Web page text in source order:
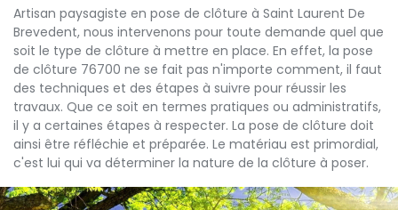
Artisan paysagiste en pose de clôture à Saint Laurent De
Brevedent, nous intervenons pour toute demande quel que
soit le type de clôture à mettre en place. En effet, la pose
de clôture 76700 ne se fait pas n'importe comment, il faut
des techniques et des étapes à suivre pour réussir les
travaux. Que ce soit en termes pratiques ou administratifs,
il y a certaines étapes à respecter. La pose de clôture doit
ainsi être réfléchie et préparée. Le matériau est primordial,
c'est lui qui va déterminer la nature de la clôture à poser.